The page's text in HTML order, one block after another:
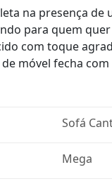
na presença
para quem
com toque
móvel fecha
Sofá
Mega